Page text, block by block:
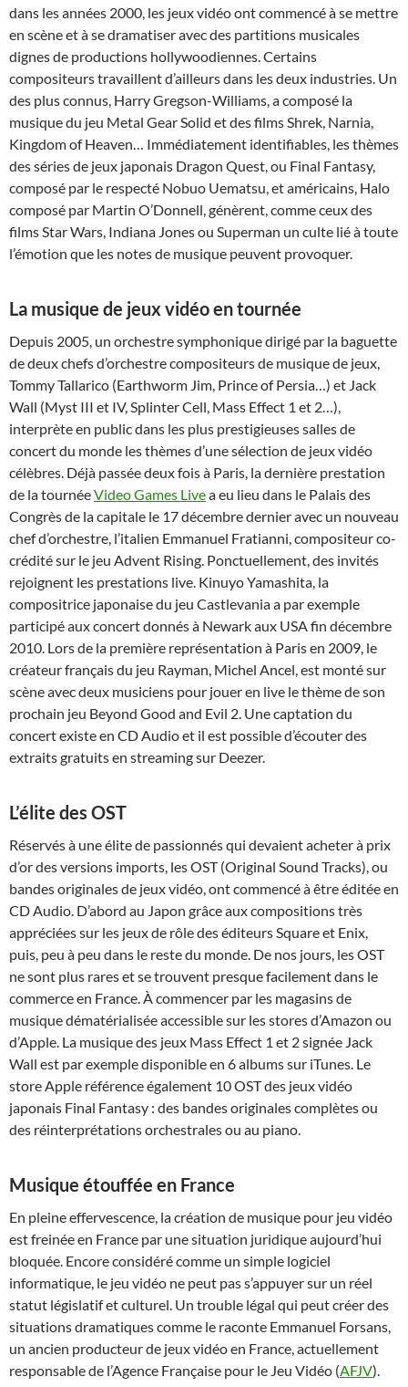
dans les années 2000, les jeux vidéo ont commencé à se mettre
en scène et à se dramatiser avec des partitions musicales
dignes de productions hollywoodiennes. Certains
compositeurs travaillent d’ailleurs dans les deux industries. Un
des plus connus, Harry Gregson-Williams, a composé la
musique du jeu Metal Gear Solid et des films Shrek, Narnia,
Kingdom of Heaven… Immédiatement identifiables, les thèmes
des séries de jeux japonais Dragon Quest, ou Final Fantasy,
composé par le respecté Nobuo Uematsu, et américains, Halo
composé par Martin O’Donnell, génèrent, comme ceux des
films Star Wars, Indiana Jones ou Superman un culte lié à toute
l’émotion que les notes de musique peuvent provoquer.
La musique de jeux vidéo en tournée
Depuis 2005, un orchestre symphonique dirigé par la baguette
de deux chefs d’orchestre compositeurs de musique de jeux,
Tommy Tallarico (Earthworm Jim, Prince of Persia…) et Jack
Wall (Myst III et IV, Splinter Cell, Mass Effect 1 et 2…),
interprète en public dans les plus prestigieuses salles de
concert du monde les thèmes d’une sélection de jeux vidéo
célèbres. Déjà passée deux fois à Paris, la dernière prestation
de la tournéeVideo Games Livea eu lieu dans le Palais des
Congrès de la capitale le 17 décembre dernier avec un nouveau
chef d’orchestre, l’italien Emmanuel Fratianni, compositeur co-
crédité sur le jeu Advent Rising. Ponctuellement, des invités
rejoignent les prestations live. Kinuyo Yamashita, la
compositrice japonaise du jeu Castlevania a par exemple
participé aux concert donnés à Newark aux USA fin décembre
2010. Lors de la première représentation à Paris en 2009, le
créateur français du jeu Rayman, Michel Ancel, est monté sur
scène avec deux musiciens pour jouer en live le thème de son
prochain jeu Beyond Good and Evil 2. Une captation du
concert existe en CD Audio et il est possible d’écouter des
extraits gratuits en streaming sur Deezer.
L’élite des OST
Réservés à une élite de passionnés qui devaient acheter à prix
d’or des versions imports, les OST (Original Sound Tracks), ou
bandes originales de jeux vidéo, ont commencé à être éditée en
CD Audio. D’abord au Japon grâce aux compositions très
appréciées sur les jeux de rôle des éditeurs Square et Enix,
puis, peu à peu dans le reste du monde. De nos jours, les OST
ne sont plus rares et se trouvent presque facilement dans le
commerce en France. À commencer par les magasins de
musique dématérialisée accessible sur les stores d’Amazon ou
d’Apple. La musique des jeux Mass Effect 1 et 2 signée Jack
Wall est par exemple disponible en 6 albums sur iTunes. Le
store Apple référence également 10 OST des jeux vidéo
japonais Final Fantasy : des bandes originales complètes ou
des réinterprétations orchestrales ou au piano.
Musique étouffée en France
En pleine effervescence, la création de musique pour jeu vidéo
est freinée en France par une situation juridique aujourd’hui
bloquée. Encore considéré comme un simple logiciel
informatique, le jeu vidéo ne peut pas s’appuyer sur un réel
statut législatif et culturel. Un trouble légal qui peut créer des
situations dramatiques comme le raconte Emmanuel Forsans,
un ancien producteur de jeux vidéo en France, actuellement
responsable de l’Agence Française pour le Jeu Vidéo (AFJV).